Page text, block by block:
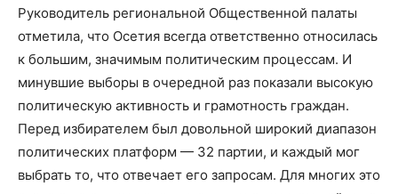
Руководитель региональной Общественной палаты
отметила, что Осетия всегда ответственно относилась
к большим, значимым политическим процессам. И
минувшие выборы в очередной раз показали высокую
политическую активность и грамотность граждан.
Перед избирателем был довольной широкий диапазон
политических платформ — 32 партии, и каждый мог
выбрать то, что отвечает его запросам. Для многих это